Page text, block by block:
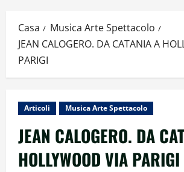
Casa
Musica Arte Spettacolo
JEAN CALOGERO. DA CATANIA A
PARIGI
Articoli Musica Arte Spettacolo
JEAN CALOGERO. DA
HOLLYWOOD VIA PARIGI